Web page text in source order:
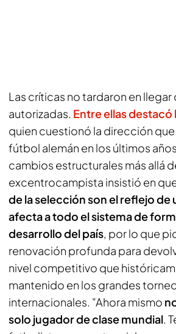
Las críticas no tardaron en
autorizadas. Entre ellas destacó
quien cuestionó la dirección
fútbol alemán en los últimos
cambios estructurales más allá
excentrocampista insistió en
de la selección son el reflejo de
afecta a todo el sistema de
desarrollo del país, por lo que
renovación profunda para
nivel competitivo que
mantenido en los grandes
internacionales. "Ahora mismo
solo jugador de clase mundial.